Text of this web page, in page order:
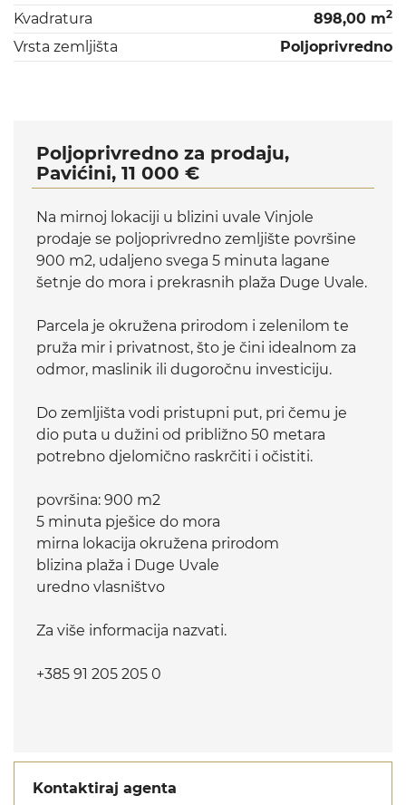
Kvadratura
898,00 m2
Vrsta zemljišta Poljoprivredno
Poljoprivredno za prodaju,
Pavićini, 11 000 €
Na mirnoj lokaciji u blizini uvale Vinjole
prodaje se poljoprivredno zemljište površine
900 m2, udaljeno svega 5 minuta lagane
šetnje do mora i prekrasnih plaža Duge Uvale.
Parcela je okružena prirodom i zelenilom te
pruža mir i privatnost, što je čini idealnom za
odmor, maslinik ili dugoročnu investiciju.
Do zemljišta vodi pristupni put, pri čemu je
dio puta u dužini od približno 50 metara
potrebno djelomično raskrčiti i očistiti.
površina: 900 m2
5 minuta pješice do mora
mirna lokacija okružena prirodom
blizina plaža i Duge Uvale
uredno vlasništvo
Za više informacija nazvati.
+385 91 205 205 0
Kontaktiraj agenta